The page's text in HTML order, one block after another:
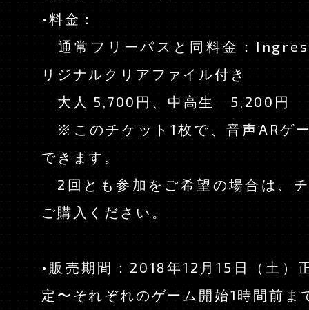
•料金：
通常フリーパスと同料金：
リジナルクリアファイル付き
大人 5,700円、中高生 5,200円
※このチケット1枚で、音声ARゲ
できます。
2回とも参加をご希望の場合は、
ご購入ください。
•販売期間：2018年12月15日（土）
定〜それぞれのゲーム開始1時間前ま